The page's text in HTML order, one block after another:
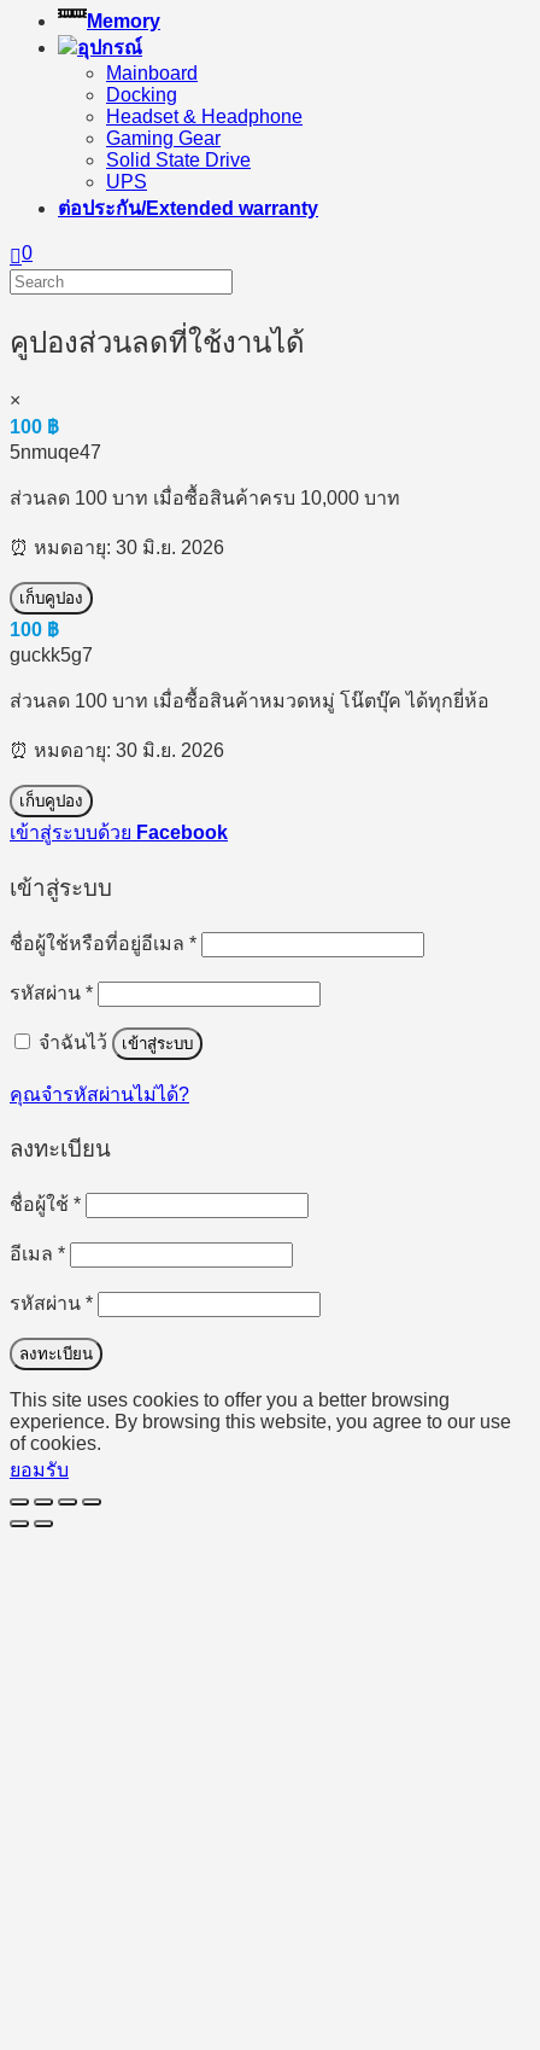
Memory
อุปกรณ์
Mainboard
Docking
Headset & Headphone
Gaming Gear
Solid State Drive
UPS
ต่อประกัน/Extended warranty
0
คูปองส่วนลดที่ใช้งานได้
×
100 ฿
5nmuqe47
ส่วนลด 100 บาท เมื่อซื้อสินค้าครบ 10,000 บาท
⏰ หมดอายุ: 30 มิ.ย. 2026
เก็บคูปอง
100 ฿
guckk5g7
ส่วนลด 100 บาท เมื่อซื้อสินค้าหมวดหมู่ โน๊ตบุ๊ค ได้ทุกยี่ห้อ
⏰ หมดอายุ: 30 มิ.ย. 2026
เก็บคูปอง
เข้าสู่ระบบด้วย Facebook
เข้าสู่ระบบ
ชื่อผู้ใช้หรือที่อยู่อีเมล *ต้องการ
รหัสผ่าน *ต้องการ
จำฉันไว้ เข้าสู่ระบบ
คุณจำรหัสผ่านไม่ได้?
ลงทะเบียน
ชื่อผู้ใช้ *ต้องการ
อีเมล *ต้องการ
รหัสผ่าน *ต้องการ
ลงทะเบียน
This site uses cookies to offer you a better browsing
experience. By browsing this website, you agree to our use
of cookies.
ยอมรับ